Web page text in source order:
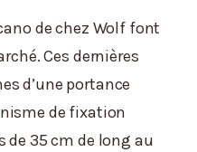
de chez Wolf font
Ces dernières
d’une portance
de fixation
de 35 cm de long au